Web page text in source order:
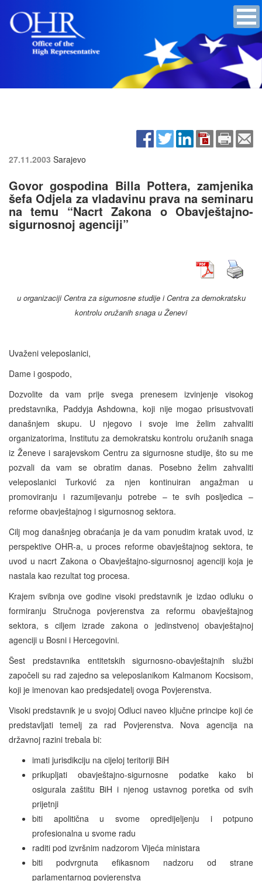
27.11.2003 Sarajevo
Govor gospodina Billa Pottera, zamjenika
šefa Odjela za vladavinu prava na seminaru
na temu “Nacrt Zakona o Obavještajno-
sigurnosnoj agenciji”
u organizaciji Centra za sigurnosne studije i Centra za demokratsku
kontrolu oružanih snaga u Ženevi
Uvaženi veleposlanici,
Dame i gospodo,
Dozvolite da vam prije svega prenesem izvinjenje visokog
predstavnika, Paddyja Ashdowna, koji nije mogao prisustvovati
današnjem skupu. U njegovo i svoje ime želim zahvaliti
organizatorima, Institutu za demokratsku kontrolu oružanih snaga
iz Ženeve i sarajevskom Centru za sigurnosne studije, što su me
pozvali da vam se obratim danas. Posebno želim zahvaliti
veleposlanici Turković za njen kontinuiran angažman u
promoviranju i razumijevanju potrebe – te svih posljedica –
reforme obavještajnog i sigurnosnog sektora.
Cilj mog današnjeg obraćanja je da vam ponudim kratak uvod, iz
perspektive OHR-a, u proces reforme obavještajnog sektora, te
uvod u nacrt Zakona o Obavještajno-sigurnosnoj agenciji koja je
nastala kao rezultat tog procesa.
Krajem svibnja ove godine visoki predstavnik je izdao odluku o
formiranju Stručnoga povjerenstva za reformu obavještajnog
sektora, s ciljem izrade zakona o jedinstvenoj obavještajnoj
agenciji u Bosni i Hercegovini.
Šest predstavnika entitetskih sigurnosno-obavještajnih službi
započeli su rad zajedno sa veleposlanikom Kalmanom Kocsisom,
koji je imenovan kao predsjedatelj ovoga Povjerenstva.
Visoki predstavnik je u svojoj Odluci naveo ključne principe koji će
predstavljati temelj za rad Povjerenstva. Nova agencija na
državnoj razini trebala bi:
imati jurisdikciju na cijeloj teritoriji BiH
prikupljati obavještajno-sigurnosne podatke kako bi
osigurala zaštitu BiH i njenog ustavnog poretka od svih
prijetnji
biti apolitična u svome opredijeljenju i potpuno
profesionalna u svome radu
raditi pod izvršnim nadzorom Vijeća ministara
biti podvrgnuta efikasnom nadzoru od strane
parlamentarnog povjerenstva